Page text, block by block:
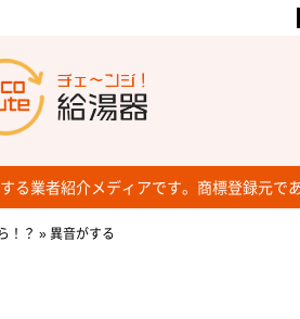
業者紹介メディアです。商標登録元で
！？ »異音がする